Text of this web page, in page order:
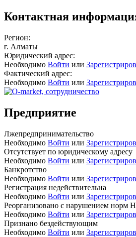
Контактная
Регион:
г. Алматы
Юридический адрес:
Необходимо Войти или
Фактический адрес:
Необходимо Войти или
Предприятие
Лжепредпринимательство
Необходимо Войти или
Отсутствует по юридическому адресу
Необходимо Войти или
Банкротство
Необходимо Войти или
Регистрация недействительна
Необходимо Войти или
Реорганизовано с нарушением норм
Необходимо Войти или
Признано бездействующим
Необходимо Войти или